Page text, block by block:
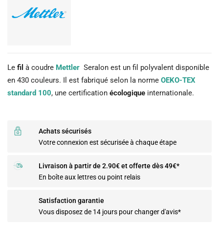
Le fil à coudre Mettler Seralon est un fil polyvalent disponible
en 430 couleurs. Il est fabriqué selon la norme OEKO-TEX
standard 100, une certification écologique internationale.
Achats sécurisés
Votre connexion est sécurisée à chaque étape
Livraison à partir de 2.90€ et offerte dès 49€*
En boîte aux lettres ou point relais
Satisfaction garantie
Vous disposez de 14 jours pour changer d'avis*